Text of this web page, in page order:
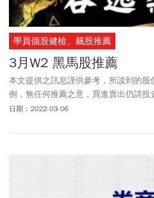
學員個股健檢、飆股推薦
3月W2 黑馬股推薦
本文提供之訊息謹供參考，所談到的
例，無任何推薦之意，買進賣出仍請
供訂閱戶本人使用，非經授權嚴禁任何
日期：2022-03-06